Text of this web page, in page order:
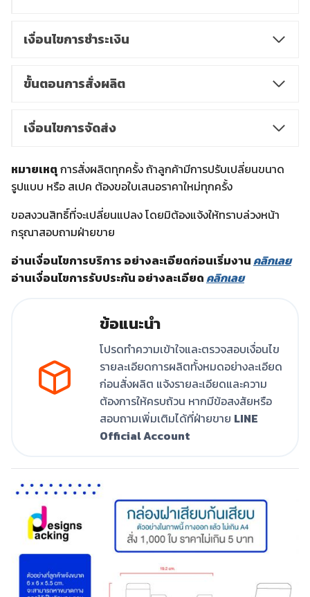
เงื่อนไขการชำระเงิน
ขั้นตอนการสั่งผลิต
เงื่อนไขการจัดส่ง
หมายเหตุการสั่งผลิตทุกครั้ง ถ้าลูกค้ามีการปรับเปลี่ยนขนาด
รูปแบบ หรือ สเปค ต้องขอใบเสนอราคาใหม่ทุกครั้ง
ขอสงวนสิทธิ์ที่จะเปลี่ยนแปลง โดยมิต้องแจ้งให้ทราบล่วงหน้า
กรุณาสอบถามฝ่ายขาย
อ่านเงื่อนไขการบริการ อย่างละเอียดก่อนเริ่มงานคลิกเลย
อ่านเงื่อนไขการรับประกัน อย่างละเอียดคลิกเลย
ข้อแนะนำ
โปรดทำความเข้าใจและตรวจสอบเงื่อนไข
รายละเอียดการผลิตทั้งหมดอย่างละเอียด
ก่อนสั่งผลิต แจ้งรายละเอียดและความ
ต้องการให้ครบถ้วน หากมีข้อสงสัยหรือ
สอบถามเพิ่มเติมได้ที่ฝ่ายขาย LINE
Official Account